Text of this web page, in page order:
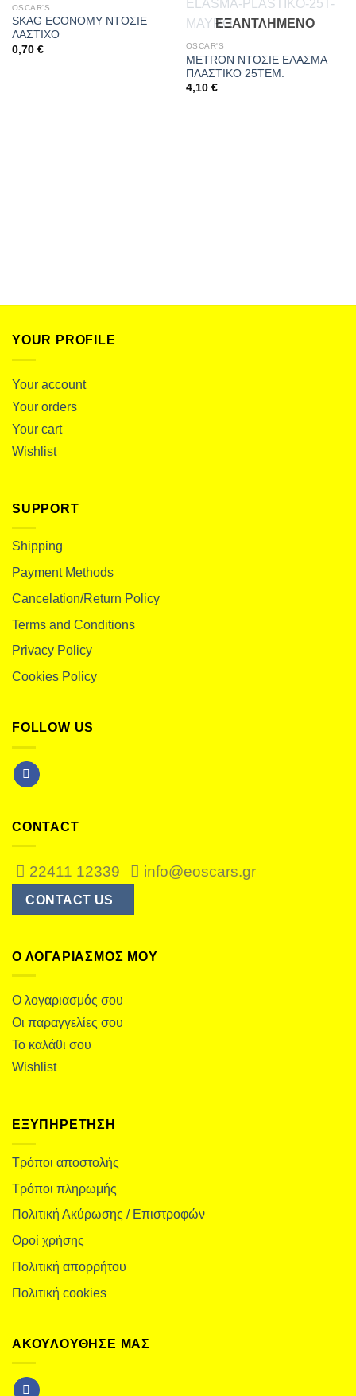
ΕΞΑΝΤΛΗΜΈΝΟ
OSCAR'S
SKAG ECONOMY ΝΤΟΣΙΕ
ΛΑΣΤΙΧΟ
0,70 €
ΕΞΑΝΤΛΗΜΈΝΟ
OSCAR'S
METRON ΝΤΟΣΙΕ ΕΛΑΣΜΑ
ΠΛΑΣΤΙΚΟ 25ΤΕΜ.
4,10 €
YOUR PROFILE
Your account
Your orders
Your cart
Wishlist
SUPPORT
Shipping
Payment Methods
Cancelation/Return Policy
Terms and Conditions
Privacy Policy
Cookies Policy
FOLLOW US
CONTACT
22411 12339 info@eoscars.gr
CONTACT US
Ο ΛΟΓΑΡΙΑΣΜΌΣ ΜΟΥ
Ο λογαριασμός σου
Οι παραγγελίες σου
Το καλάθι σου
Wishlist
ΕΞΥΠΗΡΕΤΗΣΗ
Τρόποι αποστολής
Τρόποι πληρωμής
Πολιτική Ακύρωσης / Επιστροφών
Οροί χρήσης
Πολιτική απορρήτου
Πολιτική cookies
ΑΚΟΥΛΟΥΘΗΣΕ ΜΑΣ